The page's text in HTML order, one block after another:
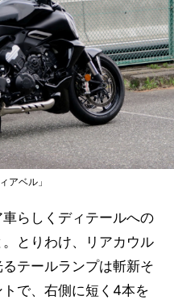
アベル」
らしくディテールへの
とりわけ、リアカウル
テールランプは斬新そ
で、右側に短く4本を